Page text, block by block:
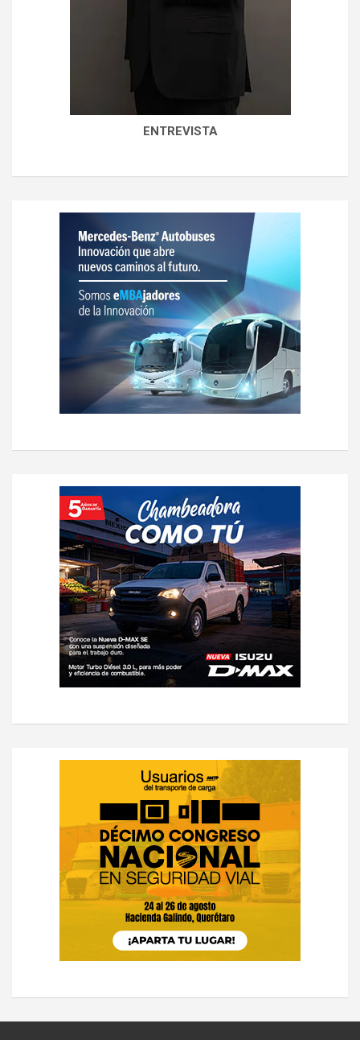
ENTREVISTA